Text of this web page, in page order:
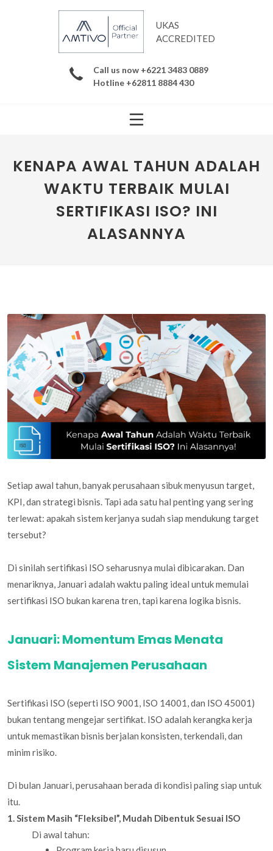
UKAS
ACCREDITED
Call us now +6221 3483 0889
Hotline +62811 8884 430
KENAPA AWAL TAHUN ADALAH
WAKTU TERBAIK MULAI
SERTIFIKASI ISO? INI
ALASANNYA
Setiap awal tahun, banyak perusahaan sibuk menyusun target,
KPI, dan strategi bisnis. Tapi ada satu hal penting yang sering
terlewat: apakah sistem kerjanya sudah siap mendukung target
tersebut?
Di sinilah sertifikasi ISO seharusnya mulai dibicarakan. Dan
menariknya, Januari adalah waktu paling ideal untuk memulai
sertifikasi ISO bukan karena tren, tapi karena logika bisnis.
Januari: Momentum Emas Menata
Sistem Manajemen Perusahaan
Sertifikasi ISO (seperti ISO 9001, ISO 14001, dan ISO 45001)
bukan tentang mengejar sertifikat. ISO adalah kerangka kerja
untuk memastikan bisnis berjalan konsisten, terkendali, dan
minim risiko.
Di bulan Januari, perusahaan berada di kondisi paling siap untuk
itu.
1. Sistem Masih “Fleksibel”, Mudah Dibentuk Sesuai ISO
Di awal tahun: